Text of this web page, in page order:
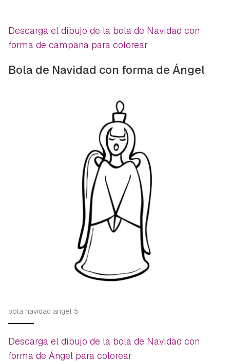
Descarga el dibujo de la bola de Navidad con
forma de campana para colorear
Bola de Navidad con forma de Ángel
bola navidad angel 5
Descarga el dibujo de la bola de Navidad con
forma de Ángel para colorear